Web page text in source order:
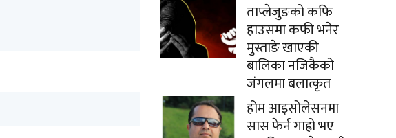
ताप्लेजुङको कफि
हाउसमा कफी भनेर
मुस्ताङे खाएकी
बालिका नजिकैको
जंगलमा बलात्कृत
होम आइसोलेसनमा
सास फेर्न गाह्रो भए